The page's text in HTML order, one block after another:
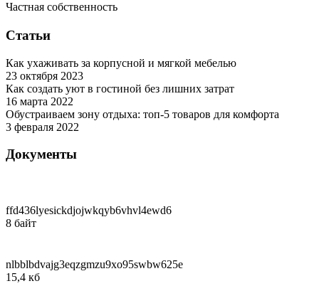
Частная собственность
Статьи
Дом
Как ухаживать за корпусной и мягкой мебелью
23 октября 2023
Дом
Как создать уют в гостиной без лишних затрат
16 марта 2022
Советы покупателям
Обустраиваем зону отдыха: топ-5 товаров для комфорта
3 февраля 2022
Документы
ffd436lyesickdjojwkqyb6vhvl4ewd6
8 байт
nlbblbdvajg3eqzgmzu9xo95swbw625e
15,4 кб